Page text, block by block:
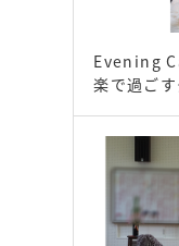
Evening
楽で過ご